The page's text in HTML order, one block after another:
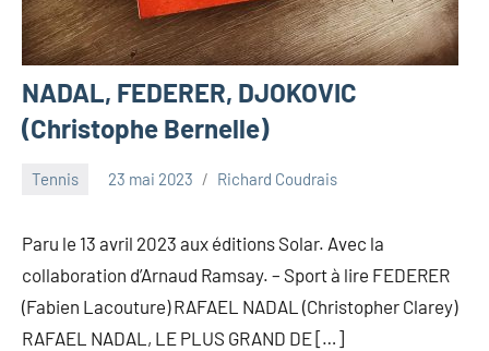
NADAL, FEDERER, DJOKOVIC
(Christophe Bernelle)
Tennis 23 mai 2023 Richard Coudrais
Paru le 13 avril 2023 aux éditions Solar. Avec la
collaboration d’Arnaud Ramsay. – Sport à lire FEDERER
(Fabien Lacouture) RAFAEL NADAL (Christopher Clarey)
RAFAEL NADAL, LE PLUS GRAND DE […]